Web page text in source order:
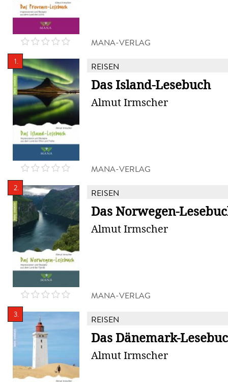
MANA-VERLAG
1. REISEN
Das Island-Lesebuch
Almut Irmscher
MANA-VERLAG
2. REISEN
Das Norwegen-
Almut Irmscher
MANA-VERLAG
3. REISEN
Das Dänemark-
Almut Irmscher